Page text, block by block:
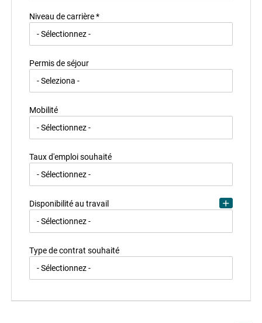
Niveau de carrière *
Permis de séjour
Mobilité
Taux d'emploi souhaité
Disponibilité au travail
Type de contrat souhaité